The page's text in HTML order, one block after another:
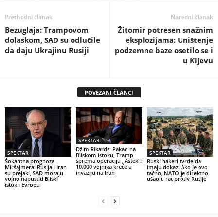
Prethodni članak
Bezuglaja: Trampovom
dolaskom, SAD su odlučile
da daju Ukrajinu Rusiji
Naredni članak
Žitomir potresen snažnim
eksplozijama: Uništenje
podzemne baze osetilo se i
u Kijevu
POVEZANI ČLANCI
SPEKTAR
Šokantna prognoza
Miršajmera: Rusija i Iran
su prejaki, SAD moraju
vojno napustiti Bliski
istok i Evropu
SPEKTAR
Džim Rikards: Pakao na
Bliskom istoku, Tramp
sprema operaciju „Astek“:
10.000 vojnika kreće u
invaziju na Iran
SPEKTAR
Ruski hakeri tvrde da
imaju dokaz: Ako je ovo
tačno, NATO je direktno
ušao u rat protiv Rusije